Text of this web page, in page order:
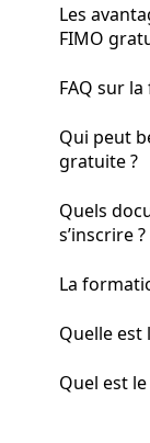
Les
FIMO
FAQ sur
Qui peut
gratuite ?
Quels
s’inscrire ?
La
Quelle est
Quel est